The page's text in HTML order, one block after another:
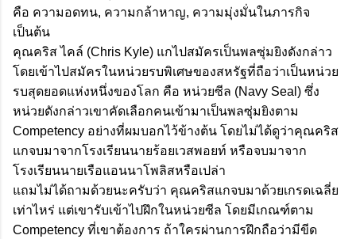
คือ ความอดทน, ความกล้าหาญ, ความมุ่งมั่นในภารกิจ
เป็นต้น
คุณคริส ไคล์ (Chris Kyle) แกไปสมัครเป็นพลซุ่มยิงดังกล่าว
โดยเข้าไปสมัครในหน่วยรบพิเศษของสหรัฐที่ถือว่าเป็นหน่วย
รบสุดยอดแห่งหนึ่งของโลก คือ หน่วยซีล (Navy Seal) ซึ่ง
หน่วยดังกล่าวเขาคัดเลือกคนเข้ามาเป็นพลซุ่มยิงตาม
Competency อย่างที่ผมบอกไว้ข้างต้น โดยไม่ได้ดูว่าคุณคริส
แกจบมาจากโรงเรียนนายร้อยเวสพอยท์ หรือจบมาจาก
โรงเรียนนายเรือแอนนาโพลิสหรือเปล่า
แถมไม่ได้ถามด้วยนะครับว่า คุณคริสแกจบมาด้วยเกรดเฉลี่ย
เท่าไหร่ แต่เขารับเข้าไปฝึกในหน่วยซีล โดยมีเกณฑ์ตาม
Competency ที่เขาต้องการ ถ้าใครผ่านการฝึกถือว่ามีขีด